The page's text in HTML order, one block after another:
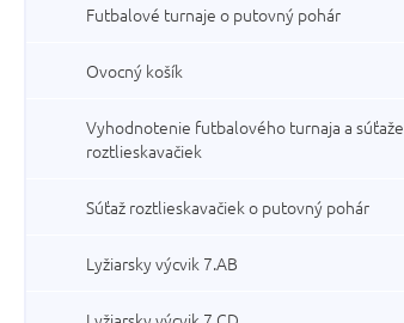
Futbalové turnaje o putovný pohár
Ovocný košík
Vyhodnotenie futbalového turnaja a súťaže
roztlieskavačiek
Súťaž roztlieskavačiek o putovný pohár
Lyžiarsky výcvik 7.AB